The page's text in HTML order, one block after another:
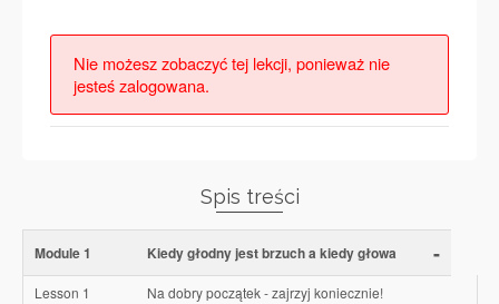
Nie możesz zobaczyć tej lekcji, ponieważ nie
jesteś zalogowana.
Spis treści
Module 1 Kiedy głodny jest brzuch a kiedy głowa -
Lesson 1
Na dobry początek - zajrzyj koniecznie!